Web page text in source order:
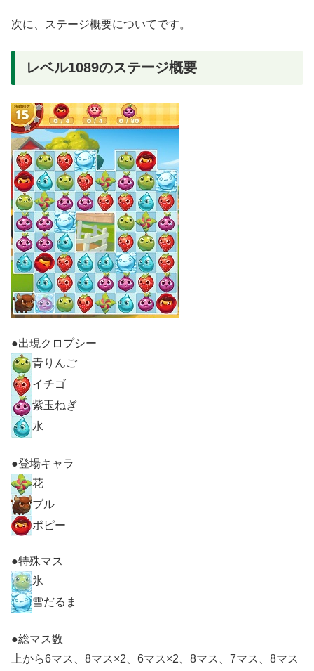
次に、ステージ概要についてです。
レベル1089のステージ概要
●出現クロプシー
青りんご
イチゴ
紫玉ねぎ
水
●登場キャラ
花
ブル
ポピー
●特殊マス
氷
雪だるま
●総マス数
上から6マス、8マス×2、6マス×2、8マス、7マス、8マス